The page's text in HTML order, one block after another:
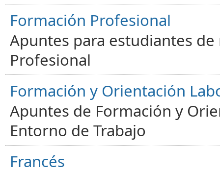
Formación Profesional
Apuntes para estudiantes
Profesional
Formación y Orientación
Apuntes de Formación y
Entorno de Trabajo
Francés